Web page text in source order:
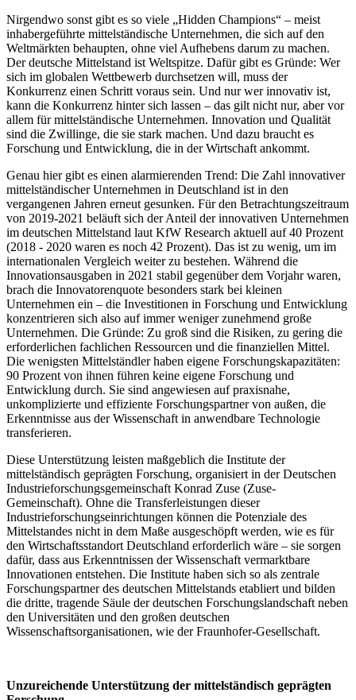
Nirgendwo sonst gibt es so viele „Hidden Champions“ – meist
inhabergeführte mittelständische Unternehmen, die sich auf den
Weltmärkten behaupten, ohne viel Aufhebens darum zu machen.
Der deutsche Mittelstand ist Weltspitze. Dafür gibt es Gründe: Wer
sich im globalen Wettbewerb durchsetzen will, muss der
Konkurrenz einen Schritt voraus sein. Und nur wer innovativ ist,
kann die Konkurrenz hinter sich lassen – das gilt nicht nur, aber vor
allem für mittelständische Unternehmen. Innovation und Qualität
sind die Zwillinge, die sie stark machen. Und dazu braucht es
Forschung und Entwicklung, die in der Wirtschaft ankommt.
Genau hier gibt es einen alarmierenden Trend: Die Zahl innovativer
mittelständischer Unternehmen in Deutschland ist in den
vergangenen Jahren erneut gesunken. Für den Betrachtungszeitraum
von 2019-2021 beläuft sich der Anteil der innovativen Unternehmen
im deutschen Mittelstand laut KfW Research aktuell auf 40 Prozent
(2018 - 2020 waren es noch 42 Prozent). Das ist zu wenig, um im
internationalen Vergleich weiter zu bestehen. Während die
Innovationsausgaben in 2021 stabil gegenüber dem Vorjahr waren,
brach die Innovatorenquote besonders stark bei kleinen
Unternehmen ein – die Investitionen in Forschung und Entwicklung
konzentrieren sich also auf immer weniger zunehmend große
Unternehmen. Die Gründe: Zu groß sind die Risiken, zu gering die
erforderlichen fachlichen Ressourcen und die finanziellen Mittel.
Die wenigsten Mittelständler haben eigene Forschungskapazitäten:
90 Prozent von ihnen führen keine eigene Forschung und
Entwicklung durch. Sie sind angewiesen auf praxisnahe,
unkomplizierte und effiziente Forschungspartner von außen, die
Erkenntnisse aus der Wissenschaft in anwendbare Technologie
transferieren.
Diese Unterstützung leisten maßgeblich die Institute der
mittelständisch geprägten Forschung, organisiert in der Deutschen
Industrieforschungsgemeinschaft Konrad Zuse (Zuse-
Gemeinschaft). Ohne die Transferleistungen dieser
Industrieforschungseinrichtungen können die Potenziale des
Mittelstandes nicht in dem Maße ausgeschöpft werden, wie es für
den Wirtschaftsstandort Deutschland erforderlich wäre – sie sorgen
dafür, dass aus Erkenntnissen der Wissenschaft vermarktbare
Innovationen entstehen. Die Institute haben sich so als zentrale
Forschungspartner des deutschen Mittelstands etabliert und bilden
die dritte, tragende Säule der deutschen Forschungslandschaft neben
den Universitäten und den großen deutschen
Wissenschaftsorganisationen, wie der Fraunhofer-Gesellschaft.
Unzureichende Unterstützung der mittelständisch geprägten